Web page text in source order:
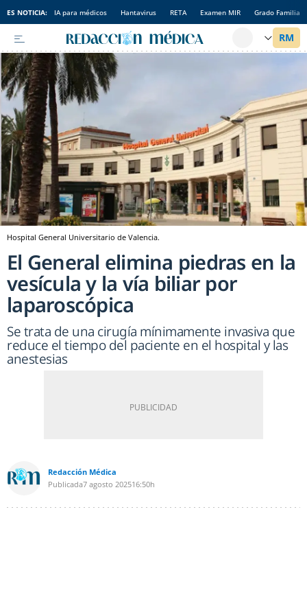
ES NOTICIA: IA para médicos Hantavirus RETA Examen MIR Grado Familia
Hospital General Universitario de Valencia.
El General elimina piedras en la
vesícula y la vía biliar por
laparoscópica
Se trata de una cirugía mínimamente invasiva que
reduce el tiempo del paciente en el hospital y las
anestesias
Redacción Médica
Publicada7 agosto 202516:50h